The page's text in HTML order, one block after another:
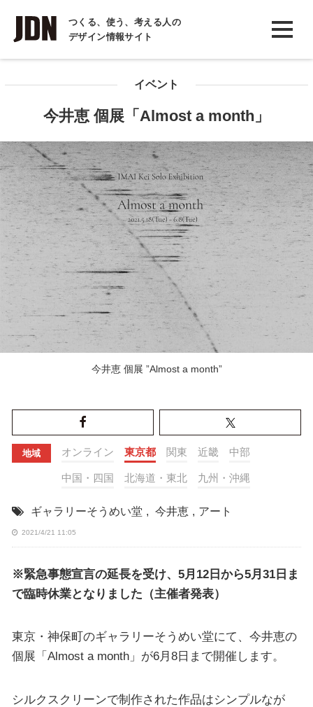
つくる、使う、考える人の
デザイン情報サイト
INTERVIEW
インタビュー
コラム
イベント
今井恵 個展「Almost a month」
今井恵 個展 ”Almost a month”
地域 オンライン 東京都 関東 近畿 中部
中国・四国 北海道・東北 九州・沖縄
ギャラリーそうめい堂 , 今井恵 , アート
2021/4/21 11:05
※緊急事態宣言の延長を受け、5月12日から5月31日ま
で臨時休業となりました（主催者発表）
東京・神保町のギャラリーそうめい堂にて、今井恵の
個展「Almost a month」が6月8日まで開催します。
シルクスクリーンで制作された作品はシンプルなが